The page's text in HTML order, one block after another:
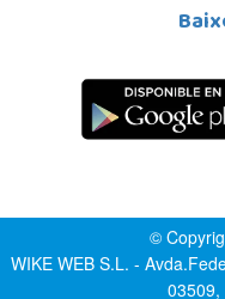
©
WIKE WEB S.L. -
03509,